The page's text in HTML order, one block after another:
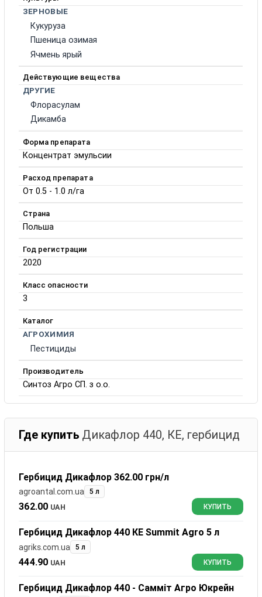
ЗЕРНОВЫЕ
Кукуруза
Пшеница озимая
Ячмень ярый
Действующие вещества
ДРУГИЕ
Флорасулам
Дикамба
Форма препарата
Концентрат эмульсии
Расход препарата
От 0.5 - 1.0 л/га
Страна
Польша
Год регистрации
2020
Класс опасности
3
Каталог
АГРОХИМИЯ
Пестициды
Производитель
Синтоз Агро СП. з о.о.
Где купить Дикафлор 440, КЕ, гербицид
Гербицид Дикафлор 362.00 грн/л
agroantal.com.ua 5 л
362.00 UAH КУПИТЬ
Гербицид Дикафлор 440 КЕ Summit Agro 5 л
agriks.com.ua 5 л
444.90 UAH КУПИТЬ
Гербицид Дикафлор 440 - Самміт Агро Юкрейн